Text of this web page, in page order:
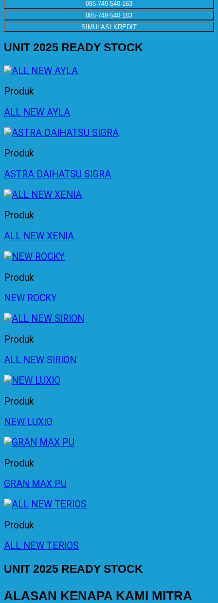
085-749-540-163
085-749-540-163
SIMULASI KREDIT
UNIT 2025 READY STOCK
Produk
ALL NEW AYLA
Produk
ASTRA DAIHATSU SIGRA
Produk
ALL NEW XENIA
Produk
NEW ROCKY
Produk
ALL NEW SIRION
Produk
NEW LUXIO
Produk
GRAN MAX PU
Produk
ALL NEW TERIOS
UNIT 2025 READY STOCK
ALASAN KENAPA KAMI MITRA